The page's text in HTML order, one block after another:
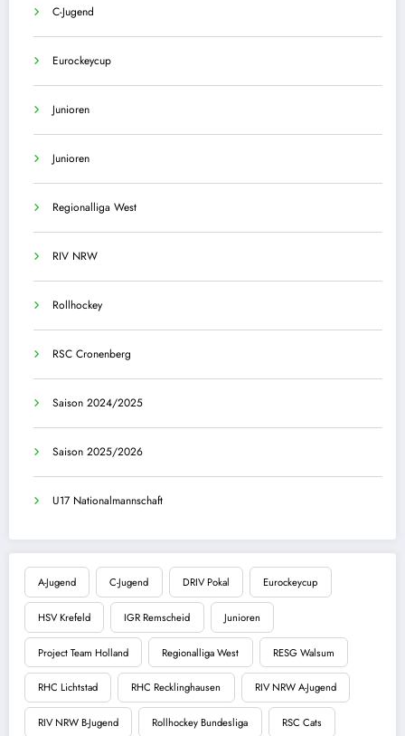
C-Jugend
Eurockeycup
Junioren
Junioren
Regionalliga West
RIV NRW
Rollhockey
RSC Cronenberg
Saison 2024/2025
Saison 2025/2026
U17 Nationalmannschaft
A-Jugend C-Jugend DRIV Pokal Eurockeycup
HSV Krefeld IGR Remscheid Junioren
Project Team Holland Regionalliga West RESG Walsum
RHC Lichtstad RHC Recklinghausen RIV NRW A-Jugend
RIV NRW B-Jugend Rollhockey Bundesliga RSC Cats